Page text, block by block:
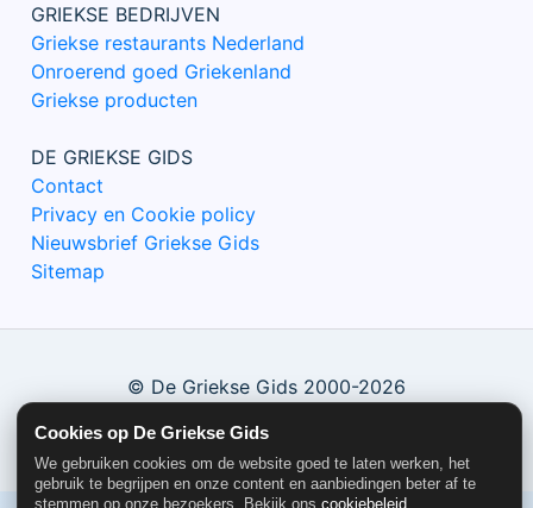
Cookies op De Griekse Gids
We gebruiken cookies om de website goed te laten werken, het
gebruik te begrijpen en onze content en aanbiedingen beter af te
stemmen op onze bezoekers. Bekijk ons cookiebeleid
GRIEKSE BEDRIJVEN
Griekse restaurants Nederland
Onroerend goed Griekenland
Griekse producten
DE GRIEKSE GIDS
Contact
Privacy en Cookie policy
Nieuwsbrief Griekse Gids
Sitemap
© De Griekse Gids 2000-2026